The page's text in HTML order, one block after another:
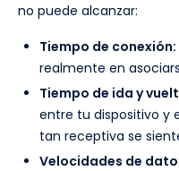
no puede alcanzar:
Tiempo de conexión:
realmente en
Tiempo de ida y
entre tu dispositivo y
tan receptiva se
Velocidades de